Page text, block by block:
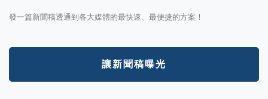
發一篇新聞稿透通到各大媒體的最快速、最便捷的方案！
讓新聞稿曝光